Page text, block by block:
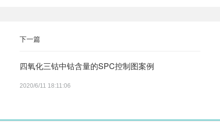
下一篇
四氧化三钴中钴含量的SPC控制图案例
2020/6/11 18:11:06